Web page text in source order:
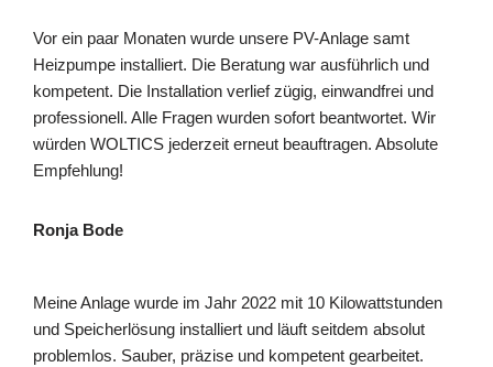
Vor ein paar Monaten wurde unsere PV-Anlage samt
Heizpumpe installiert. Die Beratung war ausführlich und
kompetent. Die Installation verlief zügig, einwandfrei und
professionell. Alle Fragen wurden sofort beantwortet. Wir
würden WOLTICS jederzeit erneut beauftragen. Absolute
Empfehlung!
Ronja Bode
Meine Anlage wurde im Jahr 2022 mit 10 Kilowattstunden
und Speicherlösung installiert und läuft seitdem absolut
problemlos. Sauber, präzise und kompetent gearbeitet.